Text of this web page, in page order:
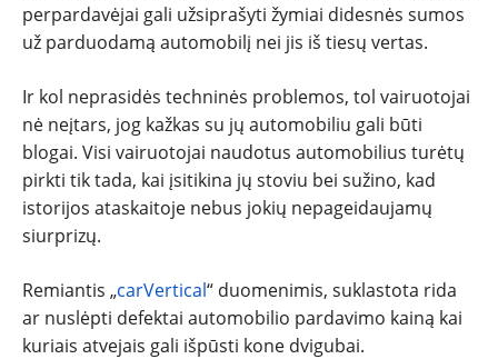
perpardavėjai gali užsiprašyti žymiai didesnės sumos
už parduodamą automobilį nei jis iš tiesų vertas.
Ir kol neprasidės techninės problemos, tol vairuotojai
nė neįtars, jog kažkas su jų automobiliu gali būti
blogai. Visi vairuotojai naudotus automobilius turėtų
pirkti tik tada, kai įsitikina jų stoviu bei sužino, kad
istorijos ataskaitoje nebus jokių nepageidaujamų
siurprizų.
Remiantis „carVertical“ duomenimis, suklastota rida
ar nuslėpti defektai automobilio pardavimo kainą kai
kuriais atvejais gali išpūsti kone dvigubai.